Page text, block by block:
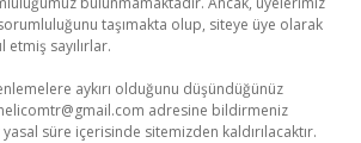
taşımakta olup, siteye üye olarak
sayılırlar.
aykırı olduğunu düşündüğünüz
adresine bildirmeniz
süre içerisinde sitemizden kaldırılacaktır.